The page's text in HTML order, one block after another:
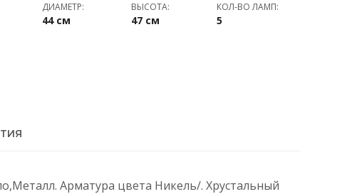
ДИАМЕТР:
44 см
ВЫСОТА:
47 см
КОЛ-ВО ЛАМП:
5
Арматура цвета Никель/. Хрустальный